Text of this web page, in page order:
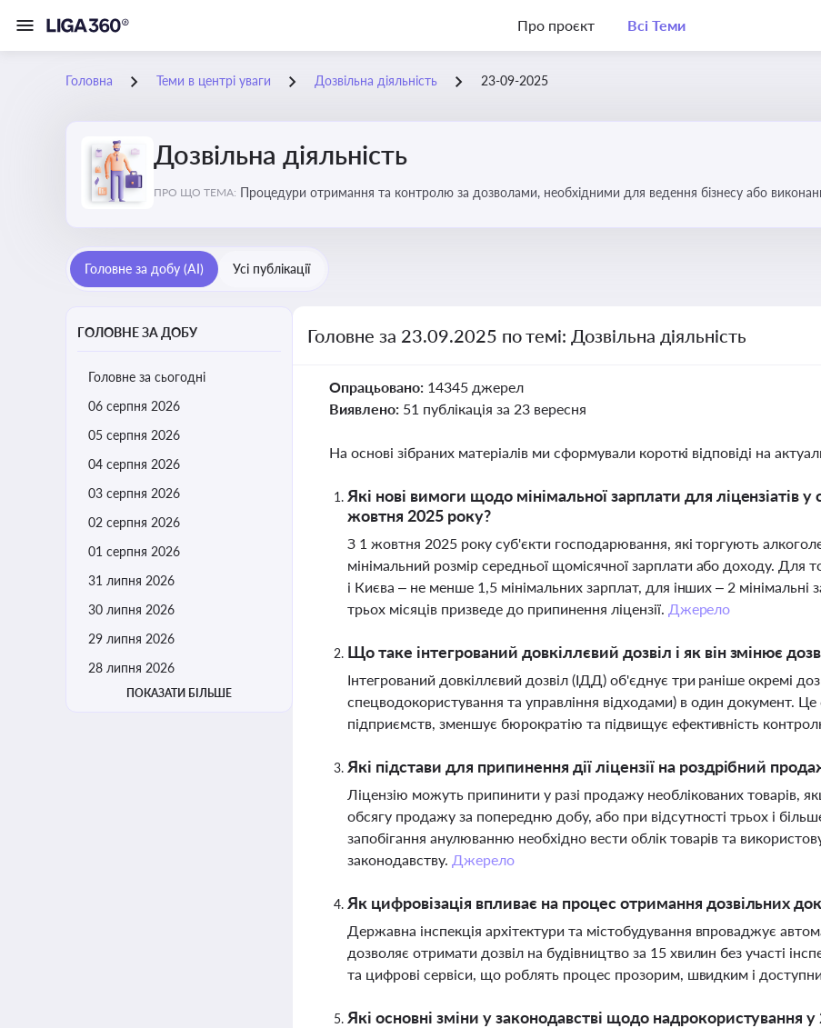
Про проєкт Всі Теми
Головна Теми в центрі уваги Дозвільна діяльність 23-09-2025
Дозвільна діяльність
ПРО ЩО ТЕМА: Процедури отримання та контролю за дозволами, необхідними для ведення бізнесу або
Головне за добу (AI) Усі публікації
ГОЛОВНЕ ЗА ДОБУ
Головне за сьогодні
06 серпня 2026
05 серпня 2026
04 серпня 2026
03 серпня 2026
02 серпня 2026
01 серпня 2026
31 липня 2026
30 липня 2026
29 липня 2026
28 липня 2026
ПОКАЗАТИ БІЛЬШЕ
Головне за 23.09.2025 по темі: Дозвільна діяльність
Опрацьовано: 14345 джерел
Виявлено: 51 публікація за 23 вересня
На основі зібраних матеріалів ми сформували короткі відповіді на
Які нові вимоги щодо мінімальної зарплати для ліцензіатів
жовтня 2025 року?
З 1 жовтня 2025 року суб'єкти господарювання, які торгують
мінімальний розмір середньої щомісячної зарплати або доходу. Для
і Києва – не менше 1,5 мінімальних зарплат, для інших – 2
трьох місяців призведе до припинення ліцензії. Джерело
Що таке інтегрований довкіллєвий дозвіл і як він змінює
Інтегрований довкіллєвий дозвіл (ІДД) об'єднує три раніше окремі
спецводокористування та управління відходами) в один документ.
підприємств, зменшує бюрократію та підвищує ефективність
Які підстави для припинення дії ліцензії на роздрібний
Ліцензію можуть припинити у разі продажу необлікованих товарів,
обсягу продажу за попередню добу, або при відсутності трьох і
запобігання анулюванню необхідно вести облік товарів та
законодавству. Джерело
Як цифровізація впливає на процес отримання дозвільних
Державна інспекція архітектури та містобудування впроваджує
дозволяє отримати дозвіл на будівництво за 15 хвилин без участі
та цифрові сервіси, що роблять процес прозорим, швидким і
Які основні зміни у законодавстві щодо надрокористування у